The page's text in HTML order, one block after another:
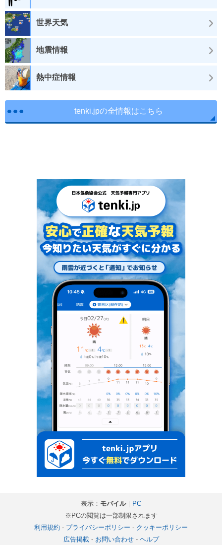
世界天気
地震情報
熱中症情報
tenki.jpの全情報はこちら
表示： モバイル｜ PC
※PCの閲覧は一部制限されます
利用規約 - プライバシーポリシー - クッキーポリシー
広告掲載- お問い合わせ- ヘルプ